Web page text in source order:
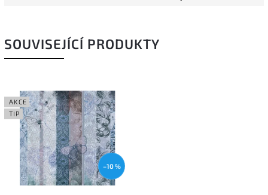
SOUVISEJÍCÍ PRODUKTY
AKCE
TIP
–10 %